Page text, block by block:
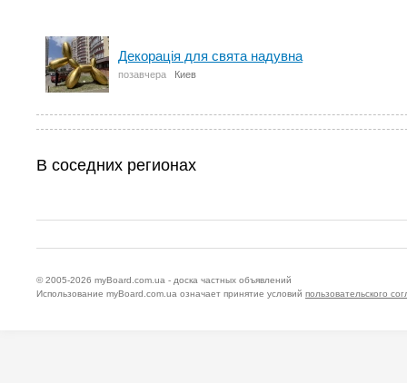
Декорація для свята надувна
позавчера Киев
В соседних регионах
© 2005-2026 myBoard.com.ua - доска частных объявлений
Использование myBoard.com.ua означает принятие условий пользовательского